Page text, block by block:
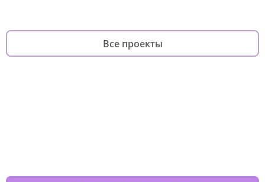
Все проекты